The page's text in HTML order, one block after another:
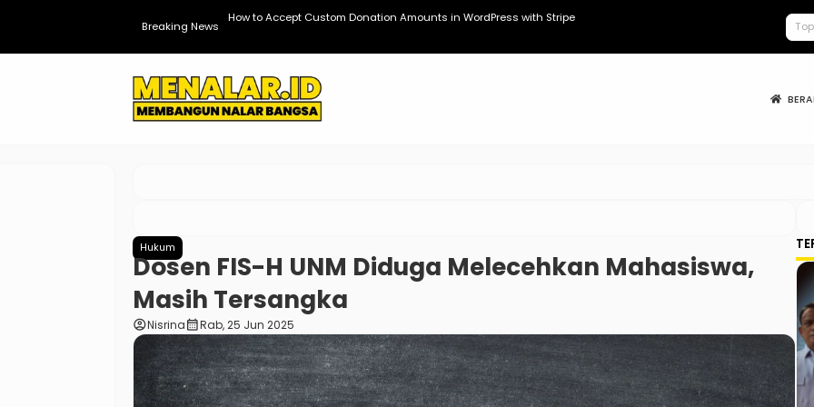
Breaking News
How to Accept Custom Donation Amounts in WordPress with Stripe Kopdes
Hukum
Dosen FIS-H UNM Diduga Melecehkan Mahasiswa,
Masih Tersangka
account_circleNisrinacalendar_monthRab, 25 Jun 2025